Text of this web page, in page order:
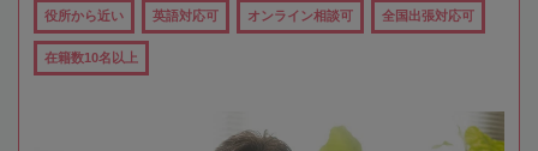
役所から近い 英語対応可 オンライン相談可 全国出張対応可
在籍数10名以上